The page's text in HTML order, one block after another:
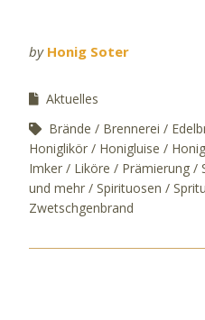
by Honig Soter
Aktuelles
Brände
Brennerei
Honiglikör
Honigluise
Imker
Liköre Prämierung
und mehr
Spirituosen
Zwetschgenbrand